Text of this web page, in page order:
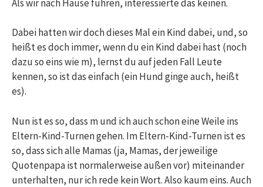
Als wir nach Hause fuhren, interessierte das keinen.
Dabei hatten wir doch dieses Mal ein Kind dabei, und, so
heißt es doch immer, wenn du ein Kind dabei hast (noch
dazu so eins wie m), lernst du auf jeden Fall Leute
kennen, so ist das einfach (ein Hund ginge auch, heißt
es).
Nun ist es so, dass m und ich auch schon eine Weile ins
Eltern-Kind-Turnen gehen. Im Eltern-Kind-Turnen ist es
so, dass sich alle Mamas (ja, Mamas, der jeweilige
Quotenpapa ist normalerweise außen vor) miteinander
unterhalten, nur ich rede kein Wort. Also kaum eins. Auch